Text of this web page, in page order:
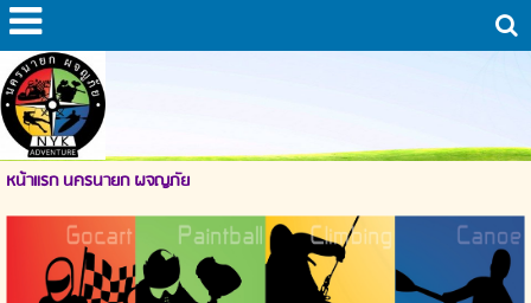
หน้าแรก นครนายก ผจญภัย